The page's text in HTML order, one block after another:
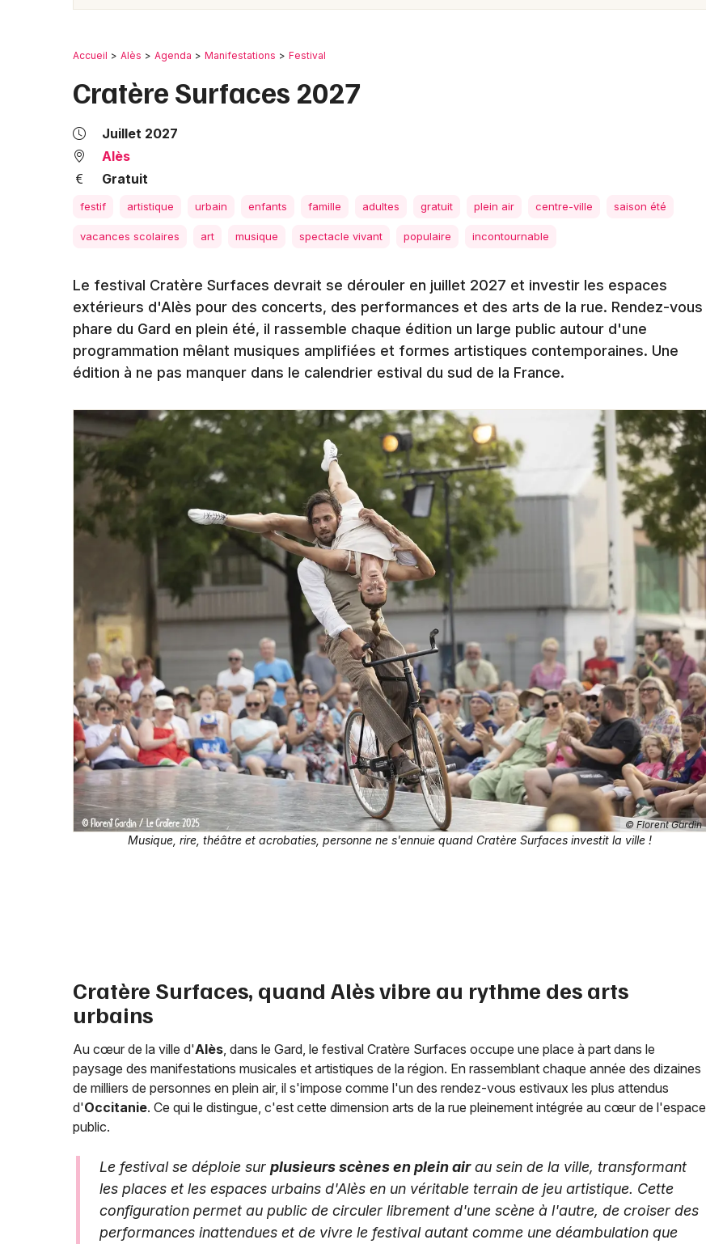
Sorties & loisirs
Festival en Languedoc-Roussillon
Festival en Occitanie
Newsletter des sorties
Artistes en tournée
Actus à Alès
Magazine à Alès
30 - Gard
Choisir mes départements
Mon email
Mulhouse
Toulouse
Toutes les villes
Accueil Alès Agenda Manifestations Festival
Cratère Surfaces 2027
Juillet 2027
Alès
Gratuit
festif artistique urbain enfants famille adultes gratuit plein air centre-ville saison été
vacances scolaires art musique spectacle vivant populaire incontournable
Le festival Cratère Surfaces devrait se dérouler en juillet 2027 et investir les espaces
extérieurs d'Alès pour des concerts, des performances et des arts de la rue. Rendez-vous
phare du Gard en plein été, il rassemble chaque édition un large public autour d'une
programmation mêlant musiques amplifiées et formes artistiques contemporaines. Une
édition à ne pas manquer dans le calendrier estival du sud de la France.
© Florent Gardin
Musique, rire, théâtre et acrobaties, personne ne s'ennuie quand Cratère Surfaces investit la ville !
Cratère Surfaces, quand Alès vibre au rythme des arts
urbains
Au cœur de la ville d'Alès, dans le Gard, le festival Cratère Surfaces occupe une place à part dans le
paysage des manifestations musicales et artistiques de la région. En rassemblant chaque année des dizaines
de milliers de personnes en plein air, il s'impose comme l'un des rendez-vous estivaux les plus attendus
d'Occitanie. Ce qui le distingue, c'est cette dimension arts de la rue pleinement intégrée au cœur de l'espace
public.
Le festival se déploie sur plusieurs scènes en plein airau sein de la ville, transformant
les places et les espaces urbains d'Alès en un véritable terrain de jeu artistique. Cette
configuration permet au public de circuler librement d'une scène à l'autre, de croiser des
performances inattendues et de vivre le festival autant comme une déambulation que